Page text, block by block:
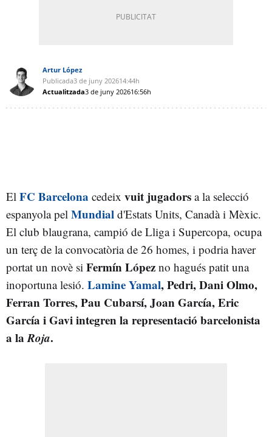
Artur López
Publicada3 de juny 202614:44h
Actualitzada3 de juny 202616:56h
El FC Barcelona cedeix vuit jugadors a la selecció
espanyola pel Mundial d'Estats Units, Canadà i Mèxic.
El club blaugrana, campió de Lliga i Supercopa, ocupa
un terç de la convocatòria de 26 homes, i podria haver
portat un novè si Fermín López no hagués patit una
inoportuna lesió. Lamine Yamal, Pedri, Dani Olmo,
Ferran Torres, Pau Cubarsí, Joan García, Eric
García i Gavi integren la representació barcelonista
a laRoja.